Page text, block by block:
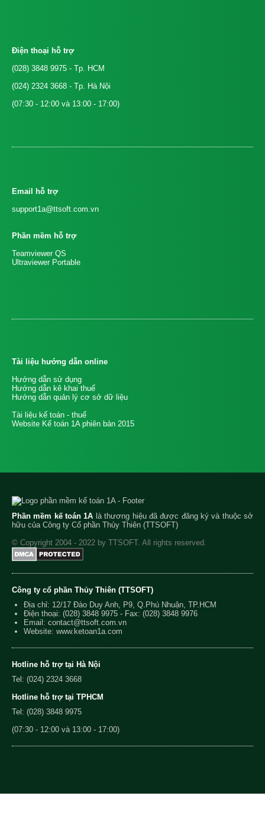
Điện thoại hỗ trợ
(028) 3848 9975 - Tp. HCM
(024) 2324 3668 - Tp. Hà Nội
(07:30 - 12:00 và 13:00 - 17:00)
Email hỗ trợ
support1a@ttsoft.com.vn
Phần mềm hỗ trợ
Teamviewer QS
Ultraviewer Portable
Tài liệu hướng dẫn online
Hướng dẫn sử dụng
Hướng dẫn kê khai thuế
Hướng dẫn quản lý cơ sở dữ liệu
Tài liệu kế toán - thuế
Website Kế toán 1A phiên bản 2015
Phần mềm kế toán 1A là thương hiệu đã được đăng ký và thuộc sở
hữu của Công ty Cổ phần Thủy Thiên (TTSOFT)
© Copyright 2004 - 2022 by TTSOFT. All rights reserved.
Công ty cổ phần Thủy Thiên (TTSOFT)
Địa chỉ: 12/17 Đào Duy Anh, P9, Q.Phú Nhuận, TP.HCM
Điện thoại: (028) 3848 9975 - Fax: (028) 3848 9976
Email: contact@ttsoft.com.vn
Website: www.ketoan1a.com
Hotline hỗ trợ tại Hà Nội
Tel: (024) 2324 3668
Hotline hỗ trợ tại TPHCM
Tel: (028) 3848 9975
(07:30 - 12:00 và 13:00 - 17:00)